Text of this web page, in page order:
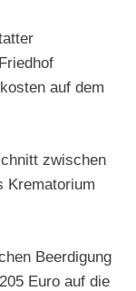
auf dem
zwischen
Krematorium
Beerdigung
Euro auf die